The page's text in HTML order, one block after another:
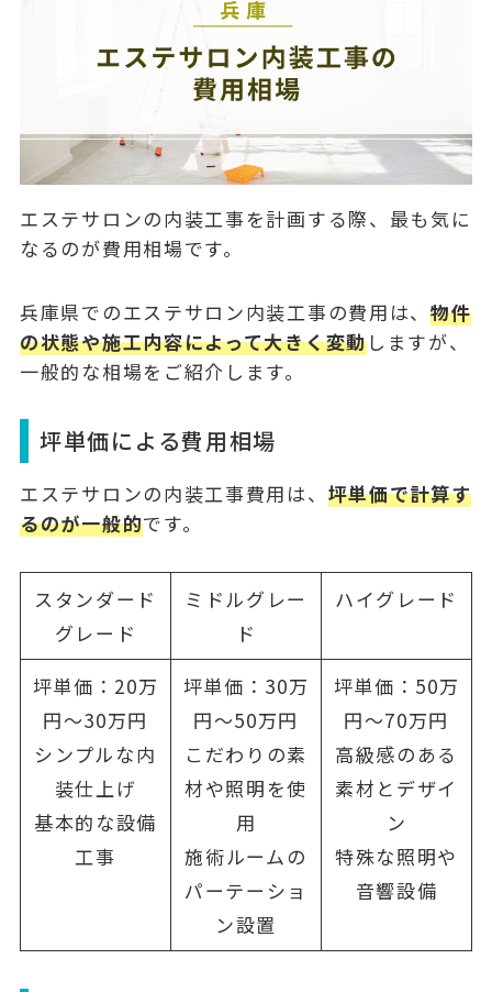
エステサロンの内装工事を計画する際、最も気に
なるのが費用相場です。
兵庫県でのエステサロン内装工事の費用は、物件
の状態や施工内容によって大きく変動しますが、
一般的な相場をご紹介します。
坪単価による費用相場
エステサロンの内装工事費用は、 坪単価で計算す
るのが一般的です。
スタンダード
グレード
ミドルグレー
ド
ハイグレード
坪単価：20万
円～30万円
シンプルな内
装仕上げ
基本的な設備
工事
坪単価：30万
円～50万円
こだわりの素
材や照明を使
用
施術ルームの
パーテーショ
ン設置
坪単価：50万
円～70万円
高級感のある
素材とデザイ
ン
特殊な照明や
音響設備